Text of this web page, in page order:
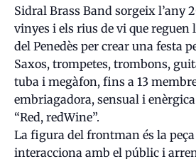
Sidral Brass Band sorgeix l’any
vinyes i els rius de vi que reguen
del Penedès per crear una festa
Saxos, trompetes, trombons,
tuba i megàfon, fins a 13
embriagadora, sensual i enèrgica
“Red, redWine”.
La figura del frontman és la
interacciona amb el públic i